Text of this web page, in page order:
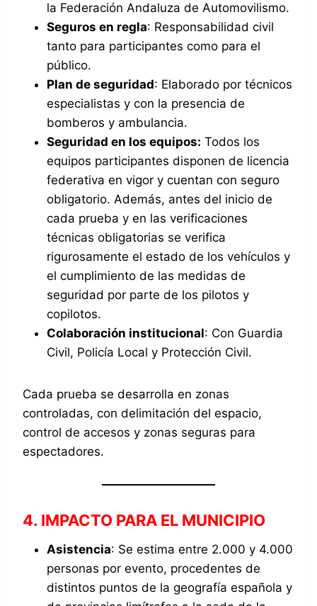
la Federación Andaluza de Automovilismo.
Seguros en regla: Responsabilidad civil
tanto para participantes como para el
público.
Plan de seguridad: Elaborado por técnicos
especialistas y con la presencia de
bomberos y ambulancia.
Seguridad en los equipos: Todos los
equipos participantes disponen de licencia
federativa en vigor y cuentan con seguro
obligatorio. Además, antes del inicio de
cada prueba y en las verificaciones
técnicas obligatorias se verifica
rigurosamente el estado de los vehículos y
el cumplimiento de las medidas de
seguridad por parte de los pilotos y
copilotos.
Colaboración institucional: Con Guardia
Civil, Policía Local y Protección Civil.
Cada prueba se desarrolla en zonas
controladas, con delimitación del espacio,
control de accesos y zonas seguras para
espectadores.
4. IMPACTO PARA EL MUNICIPIO
Asistencia: Se estima entre 2.000 y 4.000
personas por evento, procedentes de
distintos puntos de la geografía española y